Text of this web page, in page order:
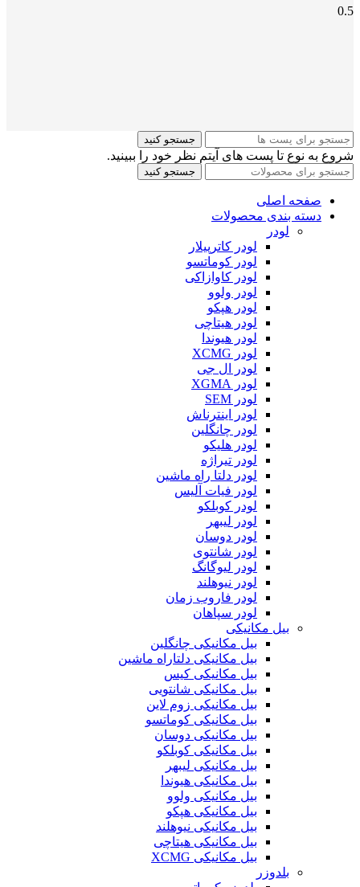
جستجو کنید
شروع به نوع تا پست های آیتم نظر خود را ببینید.
جستجو کنید
صفحه اصلی
دسته بندی محصولات
لودر
لودر کاترپیلار
لودر کوماتسو
لودر کاوازاکی
لودر ولوو
لودر هپکو
لودر هیتاچی
لودر هیوندا
لودر XCMG
لودر ال جی
لودر XGMA
لودر SEM
لودر اینترناش
لودر چانگلین
لودر هلیکو
لودر تیراژه
لودر دلتا راه ماشین
لودر فیات آلیس
لودر کوبلکو
لودر لیبهر
لودر دوسان
لودر شانتوی
لودر لیوگانگ
لودر نیوهلند
لودر فاروب زمان
لودر سپاهان
بیل مکانیکی
بیل مکانیکی چانگلین
بیل مکانیکی دلتاراه ماشین
بیل مکانیکی کیس
بیل مکانیکی شانتویی
بیل مکانیکی زوم لاین
بیل مکانیکی کوماتسو
بیل مکانیکی دوسان
بیل مکانیکی کوبلکو
بیل مکانیکی لیبهر
بیل مکانیکی هیوندا
بیل مکانیکی ولوو
بیل مکانیکی هپکو
بیل مکانیکی نیوهلند
بیل مکانیکی هیتاچی
بیل مکانیکی XCMG
بلدوزر